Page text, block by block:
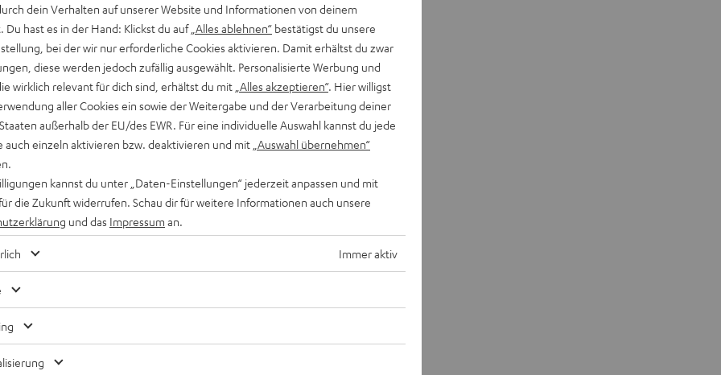
dein Verhalten auf unserer Website und Informationen von deinem
Du hast es in der Hand: Klickst du auf „Alles ablehnen“ bestätigst du unsere
bei der wir nur erforderliche Cookies aktivieren. Damit erhältst du zwar
diese werden jedoch zufällig ausgewählt. Personalisierte Werbung und
wirklich relevant für dich sind, erhältst du mit „Alles akzeptieren“. Hier willigst
aller Cookies ein sowie der Weitergabe und der Verarbeitung deiner
außerhalb der EU/des EWR. Für eine individuelle Auswahl kannst du jede
auch einzeln aktivieren bzw. deaktivieren und mit „Auswahl übernehmen“
kannst du unter „Daten-Einstellungen“ jederzeit anpassen und mit
die Zukunft widerrufen. Schau dir für weitere Informationen auch unsere
und das Impressum an.
Immer aktiv